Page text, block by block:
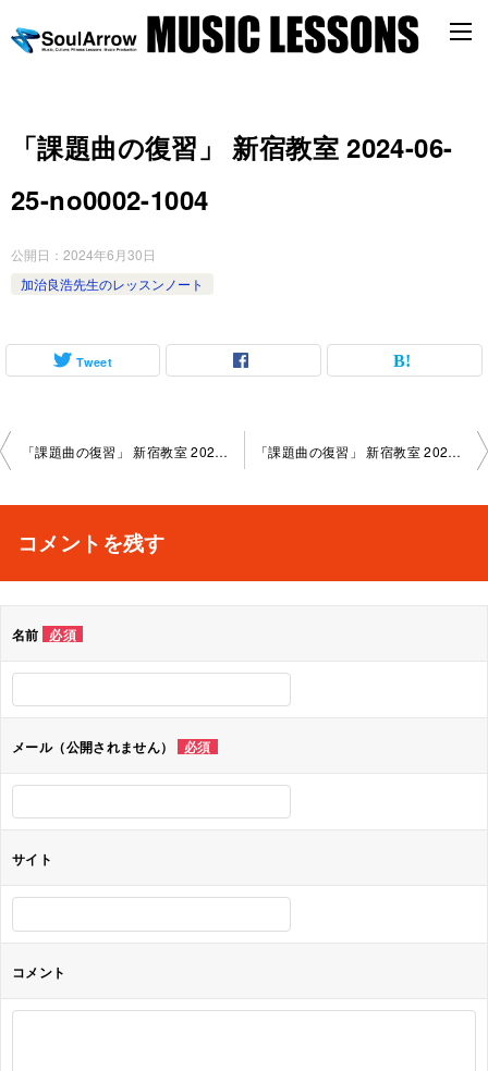
「課題曲の復習」 新宿教室 2024-06-
25-no0002-1004
公開日： 2024年6月30日
加治良浩先生のレッスンノート
Tweet
投
ビ
シ
ョ
ン
「課題曲の復習」 新宿教室 2024-06-11-no0002-1117 「課題曲の復習」 新宿教室 2024-06-25-no0002-1052
コメントを残す
名前 必須
メール（公開されません） 必須
サイト
コメント